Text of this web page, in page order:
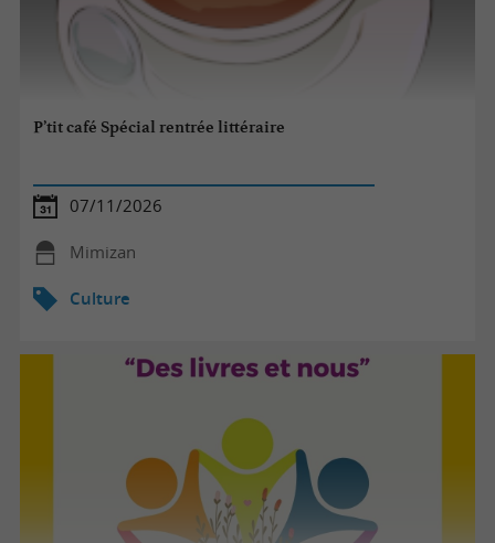
P’tit café Spécial rentrée littéraire
07/11/2026
Mimizan
Culture